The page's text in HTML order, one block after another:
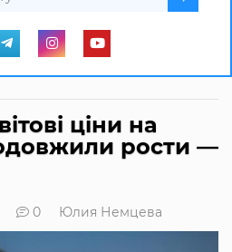
ціни на
рости —
0 Юлия Немцева